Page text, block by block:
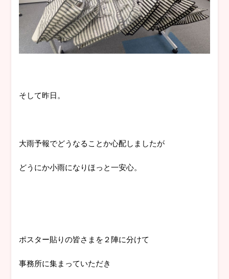
そして昨日。
大雨予報でどうなることか心配しましたが
どうにか小雨になりほっと一安心。
ポスター貼りの皆さまを２陣に分けて
事務所に集まっていただき